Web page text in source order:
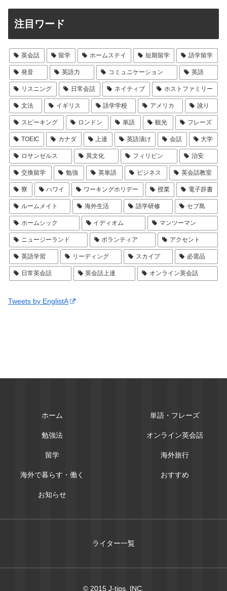
注目ワード
英会話 留学 ホームステイ 短期留学 語学留学
発音 英語力 コミュニケーション 英語
リスニング 日常会話 ネイティブ ホストファミリー
文法 イギリス 語学学校 アメリカ 訛り
スピーキング ロンドン 単語 観光 フレーズ
TOEIC カナダ 上達 英語漬け 会話 大学
ロサンゼルス 異文化 フィリピン 治安
交換留学 勉強 英単語 ビジネス 英会話教室
寮 ハワイ ワーキングホリデー 授業 電子辞書
ルームメイト 海外生活 語学研修 セブ島
ホームシック イディオム マンツーマン
ニュージーランド ボランティア アクセント
英語学習 リーディング スカイプ 必需品
日常英会話 英会話上達 オンライン英会話
Tweets by EnglistA
ホーム 単語・フレーズ
勉強法 オンライン英会話
留学 海外旅行
海外で暮らす・働く おすすめ
お知らせ
ライター一覧
© 2015 J-tips, INC.